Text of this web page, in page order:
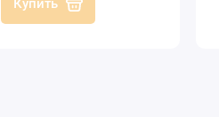
Купить